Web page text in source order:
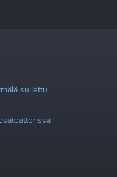
suljettu